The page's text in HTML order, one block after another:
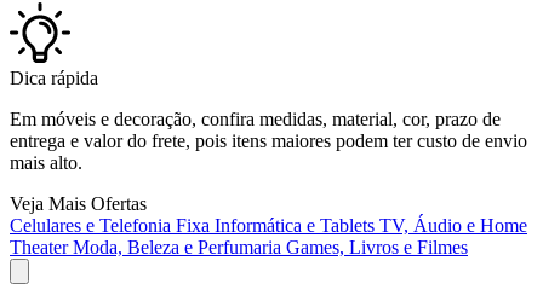
Dica rápida
Em móveis e decoração, confira medidas, material, cor, prazo de
entrega e valor do frete, pois itens maiores podem ter custo de envio
mais alto.
Veja Mais Ofertas
Celulares e Telefonia Fixa Informática e Tablets TV, Áudio e Home
TheaterModa, Beleza e Perfumaria Games, Livros e Filmes